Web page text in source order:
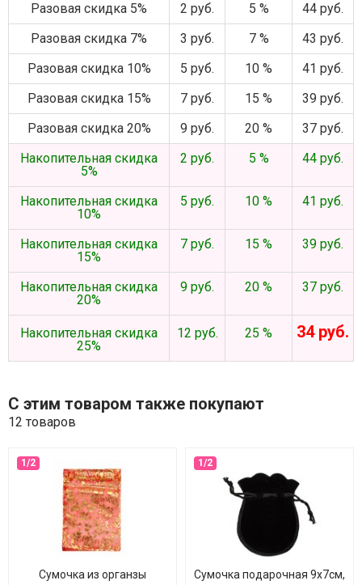
Разовая скидка 5% 2 руб. 5 %
44 руб.
Разовая скидка 7%
3 руб. 7 %
43 руб.
Разовая скидка 10%
5 руб. 10 %
41 руб.
Разовая скидка 15%
7 руб. 15 %
39 руб.
Разовая скидка 20%
9 руб. 20 %
37 руб.
Накопительная скидка
5%
2 руб. 5 % 44 руб.
Накопительная скидка
10%
5 руб. 10 % 41 руб.
Накопительная скидка
15%
7 руб. 15 % 39 руб.
Накопительная скидка
20%
9 руб. 20 % 37 руб.
Накопительная скидка
25%
12 руб. 25 % 34 руб.
С этим товаром также покупают
12 товаров
Сумочка из органзы
Сумочка подарочная 9х7см,